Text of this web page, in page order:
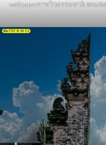
wallpaperภาพวิวธรรมชาติ ตกแ